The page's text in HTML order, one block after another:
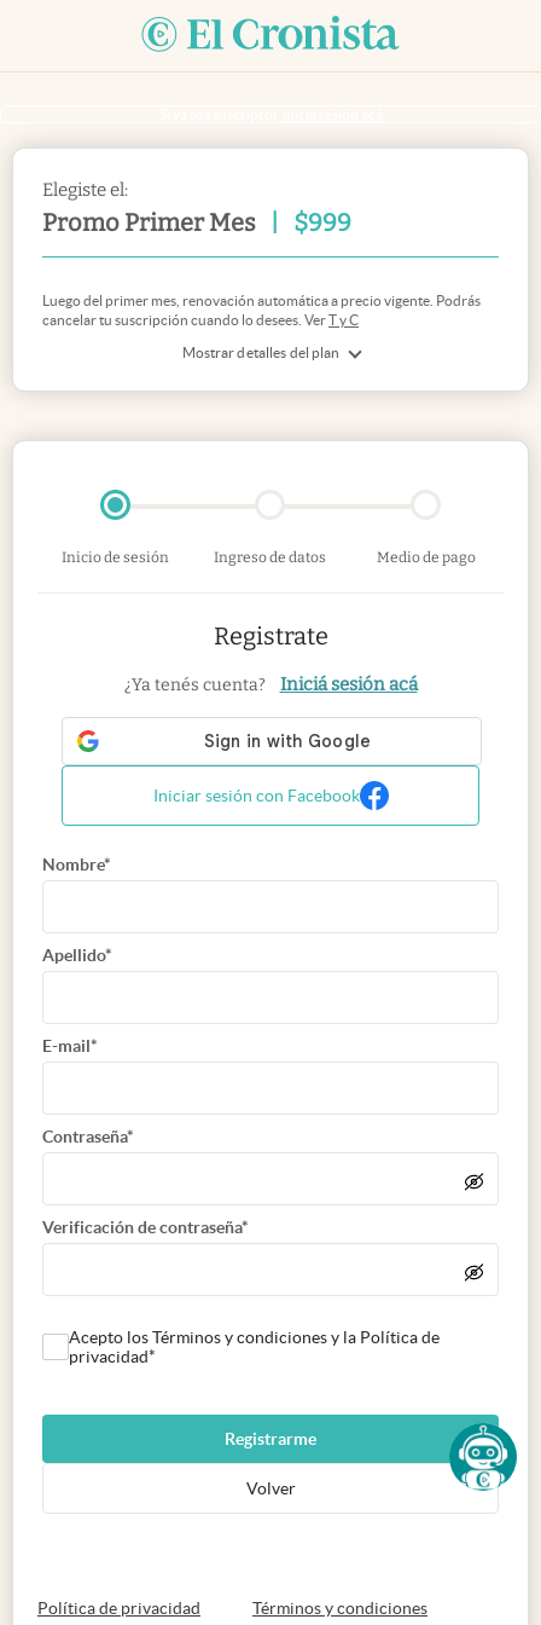
Elegiste el:
Promo Primer Mes $999
Mostrar detalles del plan
Luego del primer mes, renovación automática a precio vigente. Podrás
cancelar tu suscripción cuando lo desees. VerT y C
Inicio de sesión Ingreso de datos Medio de pago
Registrate
¿Ya tenés cuenta? Iniciá sesión acá
Iniciar sesión con Facebook
Nombre*
Apellido*
E-mail*
Contraseña*
Verificación de contraseña*
Acepto los Términos y condiciones y la Política de
privacidad*
Registrarme
Volver
Política de privacidad abre en nueva pestaña
Términos y condicionesabre en nueva